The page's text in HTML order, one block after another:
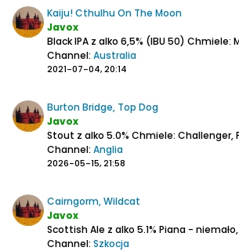
Kaiju! Cthulhu On The Moon
Javox
Black IPA z alko 6,5% (IBU 50) Chmiele:
Channel: Australia
2021-07-04, 20:14
Burton Bridge, Top Dog
Javox
Stout z alko 5.0% Chmiele: Challenger,
Channel: Anglia
2026-05-15, 21:58
Cairngorm, Wildcat
Javox
Scottish Ale z alko 5.1% Piana - niemało, na
Channel: Szkocja